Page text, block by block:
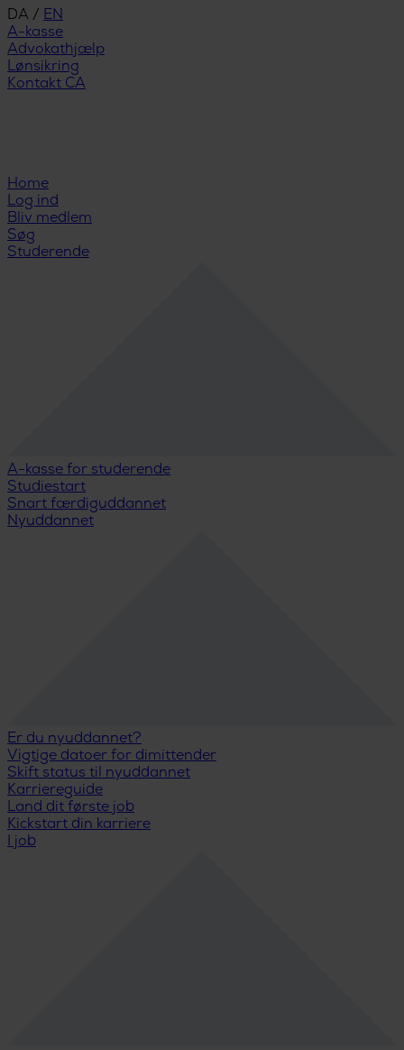
DA / EN
A-kasse
Advokathjælp
Lønsikring
Kontakt CA
Home
Log ind
Bliv medlem
Søg
Studerende
A-kasse for studerende
Studiestart
Snart færdiguddannet
Nyuddannet
Er du nyuddannet?
Vigtige datoer for dimittender
Skift status til nyuddannet
Karriereguide
Land dit første job
Kickstart din karriere
I job